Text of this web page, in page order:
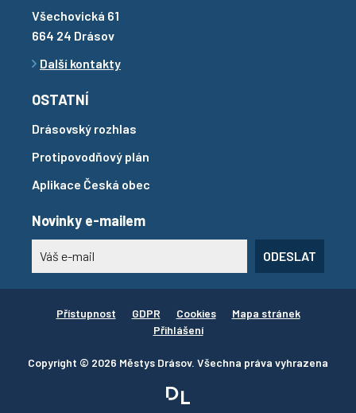
Všechovická 61
664 24 Drásov
Další kontakty
OSTATNÍ
Drásovský rozhlas
Protipovodňový plán
Aplikace Česká obec
Novinky e-mailem
ODESLAT
Copyright © 2026 Městys Drásov. Všechna práva vyhrazena
Přístupnost GDPR Cookies
Mapa stránek
Přihlášení